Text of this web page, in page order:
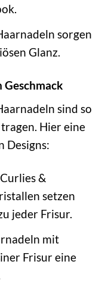
sorgen
Glanz.
Geschmack
sind so
Hier eine
Designs:
&
setzen
jeder Frisur.
mit
Frisur eine